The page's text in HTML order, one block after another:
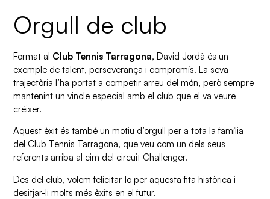
Orgull de club
Format al Club Tennis Tarragona, David Jordà és un
exemple de talent, perseverança i compromís. La seva
trajectòria l’ha portat a competir arreu del món, però sempre
mantenint un vincle especial amb el club que el va veure
créixer.
Aquest èxit és també un motiu d’orgull per a tota la família
del Club Tennis Tarragona, que veu com un dels seus
referents arriba al cim del circuit Challenger.
Des del club, volem felicitar-lo per aquesta fita històrica i
desitjar-li molts més èxits en el futur.